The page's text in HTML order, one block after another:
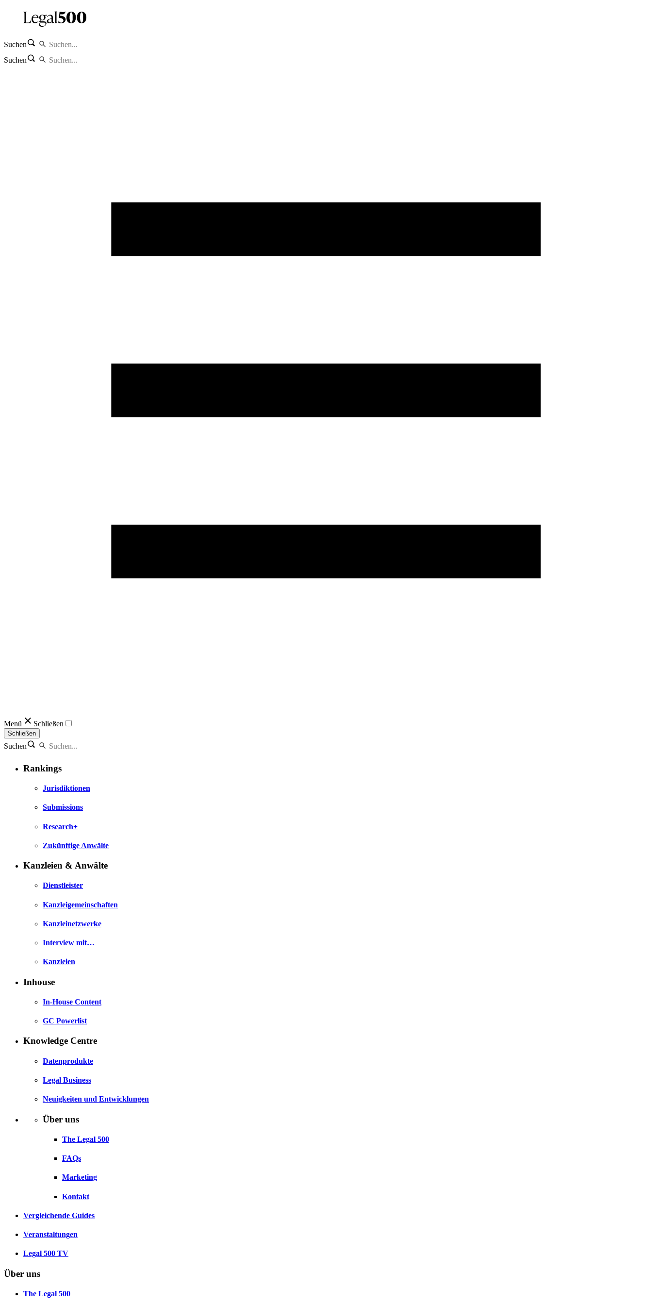
Suchen
Suchen
Menü Schließen
Schließen
Suchen
Rankings
Jurisdiktionen
Submissions
Research+
Zukünftige Anwälte
Kanzleien & Anwälte
Dienstleister
Kanzleigemeinschaften
Kanzleinetzwerke
Interview mit…
Kanzleien
Inhouse
In-House Content
GC Powerlist
Knowledge Centre
Datenprodukte
Legal Business
Neuigkeiten und Entwicklungen
Über uns
The Legal 500
FAQs
Marketing
Kontakt
Vergleichende Guides
Veranstaltungen
Legal 500 TV
Über uns
The Legal 500